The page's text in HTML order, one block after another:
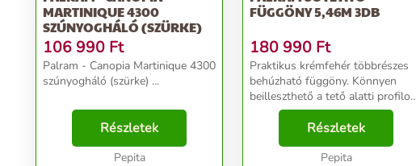
MARTINIQUE 4300
SZÚNYOGHÁLÓ (SZÜRKE)
106 990 Ft
Palram - Canopia Martinique 4300
szúnyogháló (szürke) ...
Részletek
Pepita
FÜGGÖNY 5,46M 3DB
180 990 Ft
Praktikus krémfehér többrészes
behúzható függöny. Könnyen
beilleszthető a tető alatti profilok
vájatába. Erősebb napsütés
esetén, hatásosan véd a beltér
túlságos átmelegedésétől.
Jellemzői: - 3 db - ...
Részletek
Pepita